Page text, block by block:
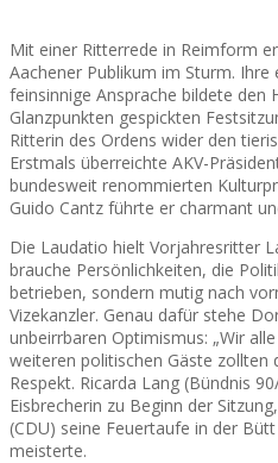
Mit einer Ritterrede in Reimform
Aachener Publikum im Sturm.
feinsinnige Ansprache bildete den
Glanzpunkten gespickten
Ritterin des Ordens wider den
Erstmals überreichte AKV-
bundesweit renommierten
Guido Cantz führte er charmant
Die Laudatio hielt Vorjahresritter
brauche Persönlichkeiten, die
betrieben, sondern mutig nach
Vizekanzler. Genau dafür stehe
unbeirrbaren Optimismus: „Wir
weiteren politischen Gäste zollten
Respekt. Ricarda Lang (Bündnis
Eisbrecherin zu Beginn der
(CDU) seine Feuertaufe in der
meisterte.